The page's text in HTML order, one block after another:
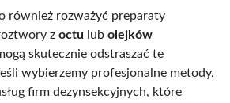
również rozważyć preparaty
z octu lub olejków
skutecznie odstraszać te
wybierzemy profesjonalne metody,
firm dezynsekcyjnych, które